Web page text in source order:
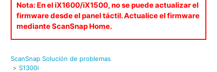
Nota: En el iX1600/iX1500, no se puede actualizar el
firmware desde el panel táctil. Actualice el firmware
mediante ScanSnap Home.
ScanSnap Solución de problemas
S1300i